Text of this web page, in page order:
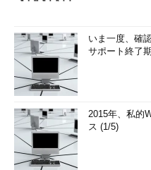
いま一度、確
サポート終了
2015年、私的
ス (1/5)